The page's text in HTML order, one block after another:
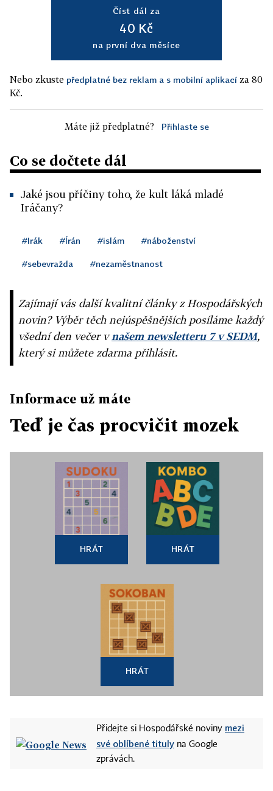
Číst dál za
40 Kč
na první dva měsíce
Nebo zkuste předplatné bez reklam a s mobilní aplikací za 80
Kč.
Máte již předplatné? Přihlaste se
Co se dočtete dál
Jaké jsou příčiny toho, že kult láká mladé
Iráčany?
#Irák #Írán #islám #náboženství
#sebevražda #nezaměstnanost
Zajímají vás další kvalitní články z Hospodářských
novin? Výběr těch nejúspěšnějších posíláme každý
všední den večer vnašem newsletteru 7 v SEDM,
který si můžete zdarma přihlásit.
Informace už máte
Teď je čas procvičit mozek
HRÁT HRÁT
HRÁT
Přidejte si Hospodářské noviny mezi
své oblíbené tituly na Google
zprávách.